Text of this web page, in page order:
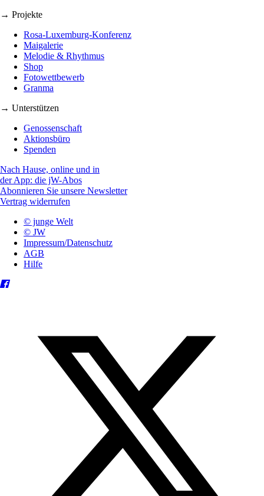
→ Projekte
Rosa-Luxemburg-Konferenz
Maigalerie
Melodie & Rhythmus
Shop
Fotowettbewerb
Granma
→ Unterstützen
Genossenschaft
Aktionsbüro
Spenden
Nach Hause, online und in
der App: die jW-Abos
Abonnieren Sie unsere Newsletter
Vertrag widerrufen
© junge Welt
© JW
Impressum/Datenschutz
AGB
Hilfe